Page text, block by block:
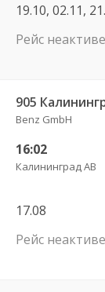
19.10, 02.11,
Рейс
905
Benz GmbH
16:02
Калининград АВ
17.08
Рейс